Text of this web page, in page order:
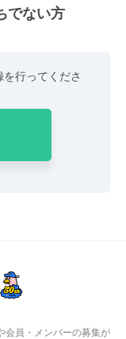
でない方
行ってくださ
会員・メンバーの募集が